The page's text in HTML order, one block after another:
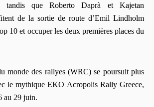
tandis que Roberto Daprà et Kajetan
de la sortie de route d’Emil Lindholm
10 et occuper les deux premières places du
monde des rallyes (WRC) se poursuit plus
le mythique EKO Acropolis Rally Greece,
au 29 juin.